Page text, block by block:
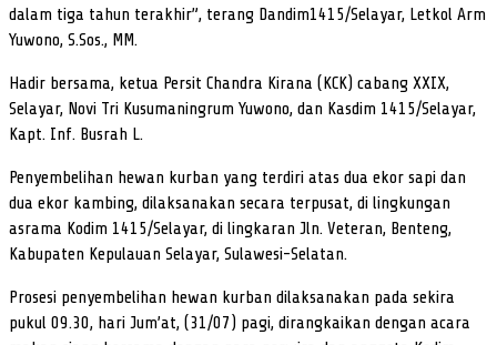
dalam tiga tahun terakhir”, terang Dandim1415/Selayar, Letkol Arm
Yuwono, S.Sos., MM.
Hadir bersama, ketua Persit Chandra Kirana (KCK) cabang XXIX,
Selayar, Novi Tri Kusumaningrum Yuwono, dan Kasdim 1415/Selayar,
Kapt. Inf. Busrah L.
Penyembelihan hewan kurban yang terdiri atas dua ekor sapi dan
dua ekor kambing, dilaksanakan secara terpusat, di lingkungan
asrama Kodim 1415/Selayar, di lingkaran Jln. Veteran, Benteng,
Kabupaten Kepulauan Selayar, Sulawesi-Selatan.
Prosesi penyembelihan hewan kurban dilaksanakan pada sekira
pukul 09.30, hari Jum’at, (31/07) pagi, dirangkaikan dengan acara